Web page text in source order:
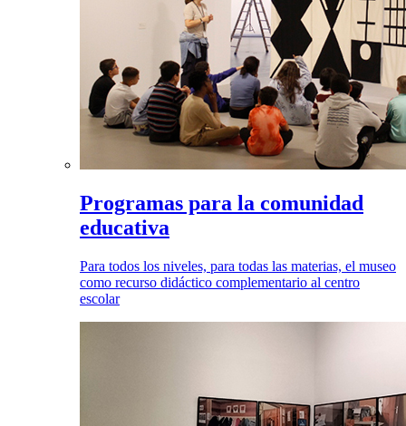
Programas para la comunidad
educativa
Para todos los niveles, para todas las materias, el museo
como recurso didáctico complementario al centro
escolar